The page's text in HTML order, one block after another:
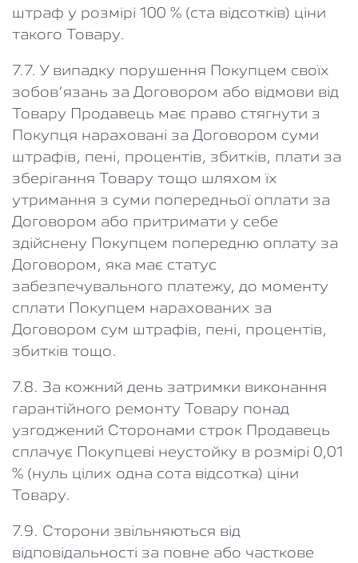
штраф у розмірі 100 % (ста відсотків) ціни
такого Товару.
7.7. У випадку порушення Покупцем своїх
зобов’язань за Договором або відмови від
Товару Продавець має право стягнути з
Покупця нараховані за Договором суми
штрафів, пені, процентів, збитків, плати за
зберігання Товару тощо шляхом їх
утримання з суми попередньої оплати за
Договором або притримати у себе
здійснену Покупцем попередню оплату за
Договором, яка має статус
забезпечувального платежу, до моменту
сплати Покупцем нарахованих за
Договором сум штрафів, пені, процентів,
збитків тощо.
7.8. За кожний день затримки виконання
гарантійного ремонту Товару понад
узгоджений Сторонами строк Продавець
сплачує Покупцеві неустойку в розмірі 0,01
% (нуль цілих одна сота відсотка) ціни
Товару.
7.9. Сторони звільняються від
відповідальності за повне або часткове